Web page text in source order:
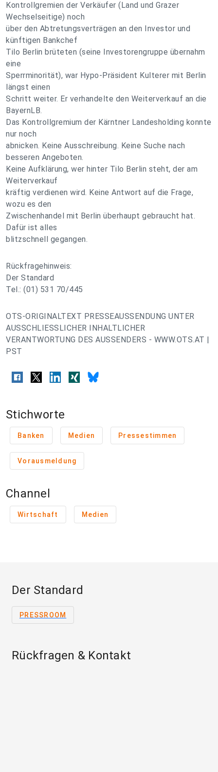
Kontrollgremien der Verkäufer (Land und Grazer
Wechselseitige) noch
über den Abtretungsverträgen an den Investor und
künftigen Bankchef
Tilo Berlin brüteten (seine Investorengruppe übernahm
eine
Sperrminorität), war Hypo-Präsident Kulterer mit Berlin
längst einen
Schritt weiter. Er verhandelte den Weiterverkauf an die
BayernLB.
Das Kontrollgremium der Kärntner Landesholding konnte
nur noch
abnicken. Keine Ausschreibung. Keine Suche nach
besseren Angeboten.
Keine Aufklärung, wer hinter Tilo Berlin steht, der am
Weiterverkauf
kräftig verdienen wird. Keine Antwort auf die Frage,
wozu es den
Zwischenhandel mit Berlin überhaupt gebraucht hat.
Dafür ist alles
blitzschnell gegangen.
Rückfragehinweis:
Der Standard
Tel.: (01) 531 70/445
OTS-ORIGINALTEXT PRESSEAUSSENDUNG UNTER
AUSSCHLIESSLICHER INHALTLICHER
VERANTWORTUNG DES AUSSENDERS - WWW.OTS.AT |
PST
Stichworte
Banken Medien Pressestimmen
Vorausmeldung
Channel
Wirtschaft Medien
Der Standard
PRESSROOM
Rückfragen & Kontakt